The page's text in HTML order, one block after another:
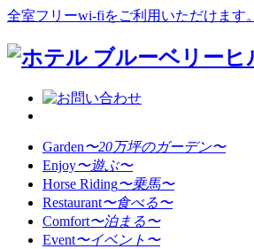
全室フリーwi-fiをご利用いただけます。
Garden〜20万坪のガーデン〜
Enjoy〜遊ぶ〜
Horse Riding〜乗馬〜
Restaurant〜食べる〜
Comfort〜泊まる〜
Event〜イベント〜